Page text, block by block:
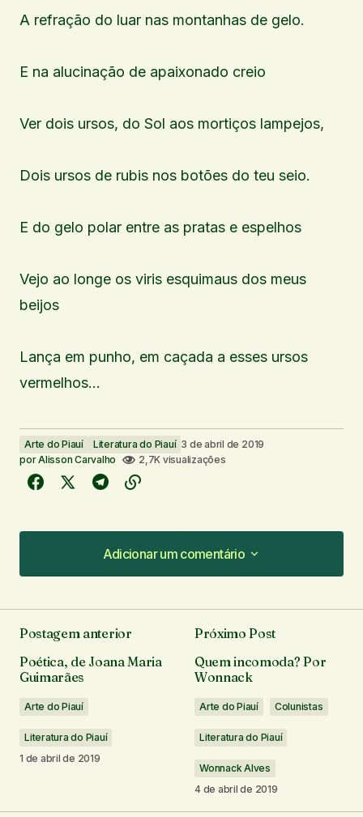
A refração do luar nas montanhas de gelo.
E na alucinação de apaixonado creio
Ver dois ursos, do Sol aos mortiços lampejos,
Dois ursos de rubis nos botões do teu seio.
E do gelo polar entre as pratas e espelhos
Vejo ao longe os viris esquimaus dos meus
beijos
Lança em punho, em caçada a esses ursos
vermelhos…
Arte do Piauí Literatura do Piauí 3 de abril de 2019
porAlisson Carvalho 2,7K visualizações
Adicionar um comentário
Adicionar um comentário
O seu endereço de e-mail não será publicado.
Campos obrigatórios são marcados com*
Comentário
Seu nome*
Postagem anterior
Poética, de Joana Maria
Guimarães
Arte do Piauí
Literatura do Piauí
1 de abril de 2019
Próximo Post
Quem incomoda? Por
Wonnack
Arte do Piauí Colunistas
Literatura do Piauí
Wonnack Alves
4 de abril de 2019